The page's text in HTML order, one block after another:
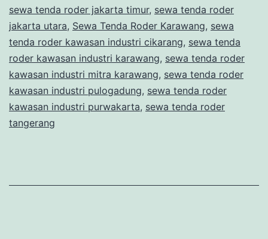
sewa tenda roder jakarta timur, sewa tenda roder
jakarta utara, Sewa Tenda Roder Karawang, sewa
tenda roder kawasan industri cikarang, sewa tenda
roder kawasan industri karawang, sewa tenda roder
kawasan industri mitra karawang, sewa tenda roder
kawasan industri pulogadung, sewa tenda roder
kawasan industri purwakarta, sewa tenda roder
tangerang